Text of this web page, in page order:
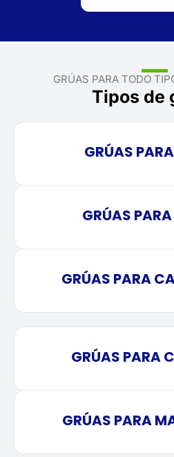
GRÚAS PARA TODO
Tipos de
GRÚAS
GRÚAS
GRÚAS PARA
GRÚAS PARA
GRÚAS PARA